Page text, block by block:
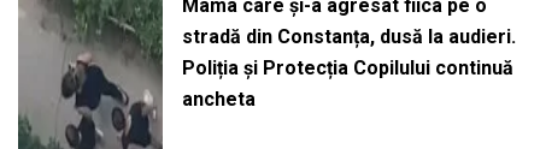
Mama care și-a agresat fiica pe o
stradă din Constanța, dusă la audieri.
Poliția și Protecția Copilului continuă
ancheta